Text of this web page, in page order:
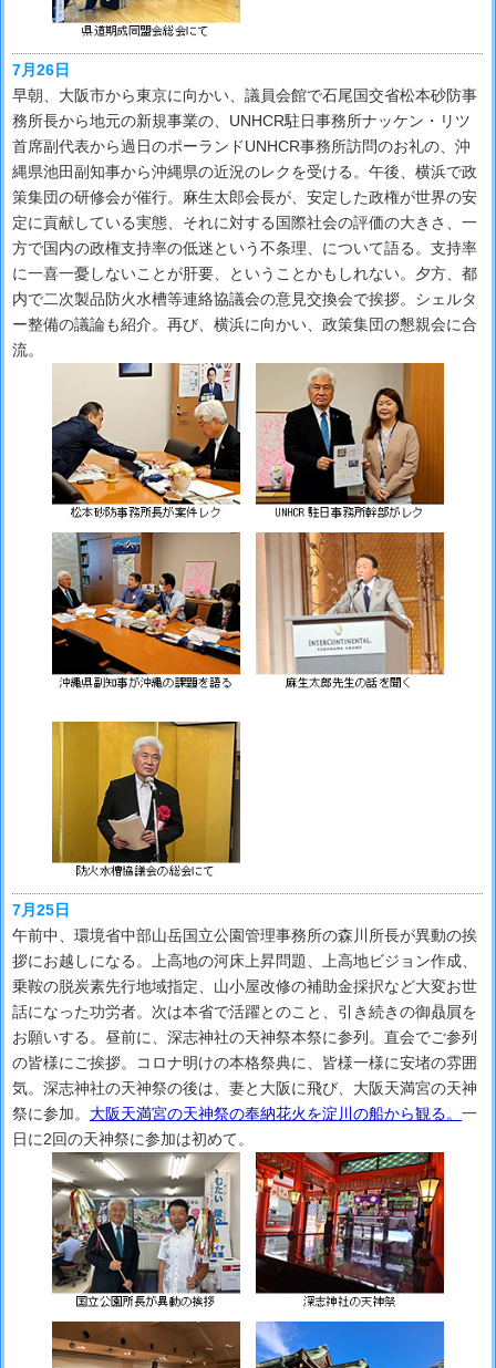
7月26日
早朝、大阪市から東京に向かい、議員会館で石尾国交省松本砂防事
務所長から地元の新規事業の、UNHCR駐日事務所ナッケン・リツ
首席副代表から過日のポーランドUNHCR事務所訪問のお礼の、沖
縄県池田副知事から沖縄県の近況のレクを受ける。午後、横浜で政
策集団の研修会が催行。麻生太郎会長が、安定した政権が世界の安
定に貢献している実態、それに対する国際社会の評価の大きさ、一
方で国内の政権支持率の低迷という不条理、について語る。支持率
に一喜一憂しないことが肝要、ということかもしれない。夕方、都
内で二次製品防火水槽等連絡協議会の意見交換会で挨拶。シェルタ
ー整備の議論も紹介。再び、横浜に向かい、政策集団の懇親会に合
流。
7月25日
午前中、環境省中部山岳国立公園管理事務所の森川所長が異動の挨
拶にお越しになる。上高地の河床上昇問題、上高地ビジョン作成、
乗鞍の脱炭素先行地域指定、山小屋改修の補助金採択など大変お世
話になった功労者。次は本省で活躍とのこと、引き続きの御贔屓を
お願いする。昼前に、深志神社の天神祭本祭に参列。直会でご参列
の皆様にご挨拶。コロナ明けの本格祭典に、皆様一様に安堵の雰囲
気。深志神社の天神祭の後は、妻と大阪に飛び、大阪天満宮の天神
祭に参加。 大阪天満宮の天神祭の奉納花火を淀川の船から観る。 一
日に2回の天神祭に参加は初めて。